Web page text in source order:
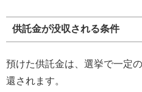
供託金が没収される条件
預けた供託金は、選挙で一定
還されます。